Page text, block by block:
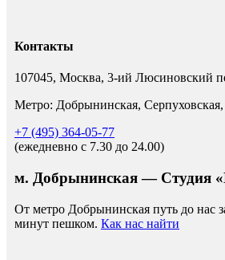
Контакты
107045, Москва, 3-ий Люсиновский
Метро: Добрынинская, Серпуховская,
+7 (495) 364-05-77
(ежедневно c 7.30 до 24.00)
м. Добрынинская — Студия
От метро Добрынинская путь до нас
минут пешком. Как нас найти